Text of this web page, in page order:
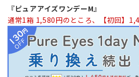
『ピュアアイズワンデーM』
通常1箱 1,580円のところ、【初回】